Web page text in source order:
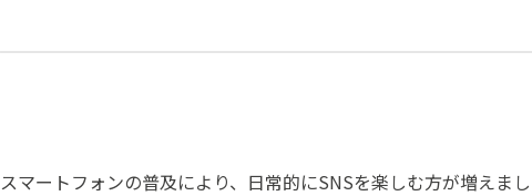
スマートフォンの普及により、日常的にSNSを楽しむ方が増え